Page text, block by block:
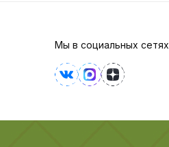
Мы в социальных сетях